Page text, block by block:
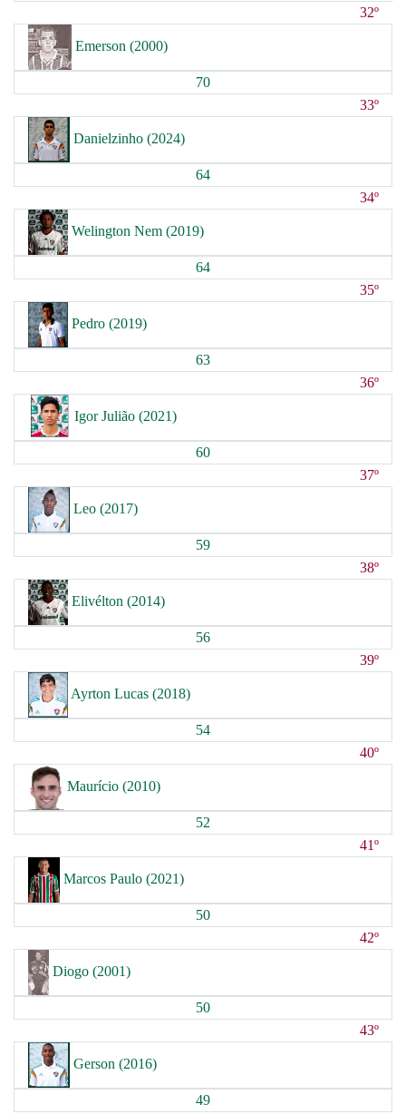
32º
Emerson (2000)
70
33º
Danielzinho (2024)
64
34º
Welington Nem (2019)
64
35º
Pedro (2019)
63
36º
Igor Julião (2021)
60
37º
Leo (2017)
59
38º
Elivélton (2014)
56
39º
Ayrton Lucas (2018)
54
40º
Maurício (2010)
52
41º
Marcos Paulo (2021)
50
42º
Diogo (2001)
50
43º
Gerson (2016)
49